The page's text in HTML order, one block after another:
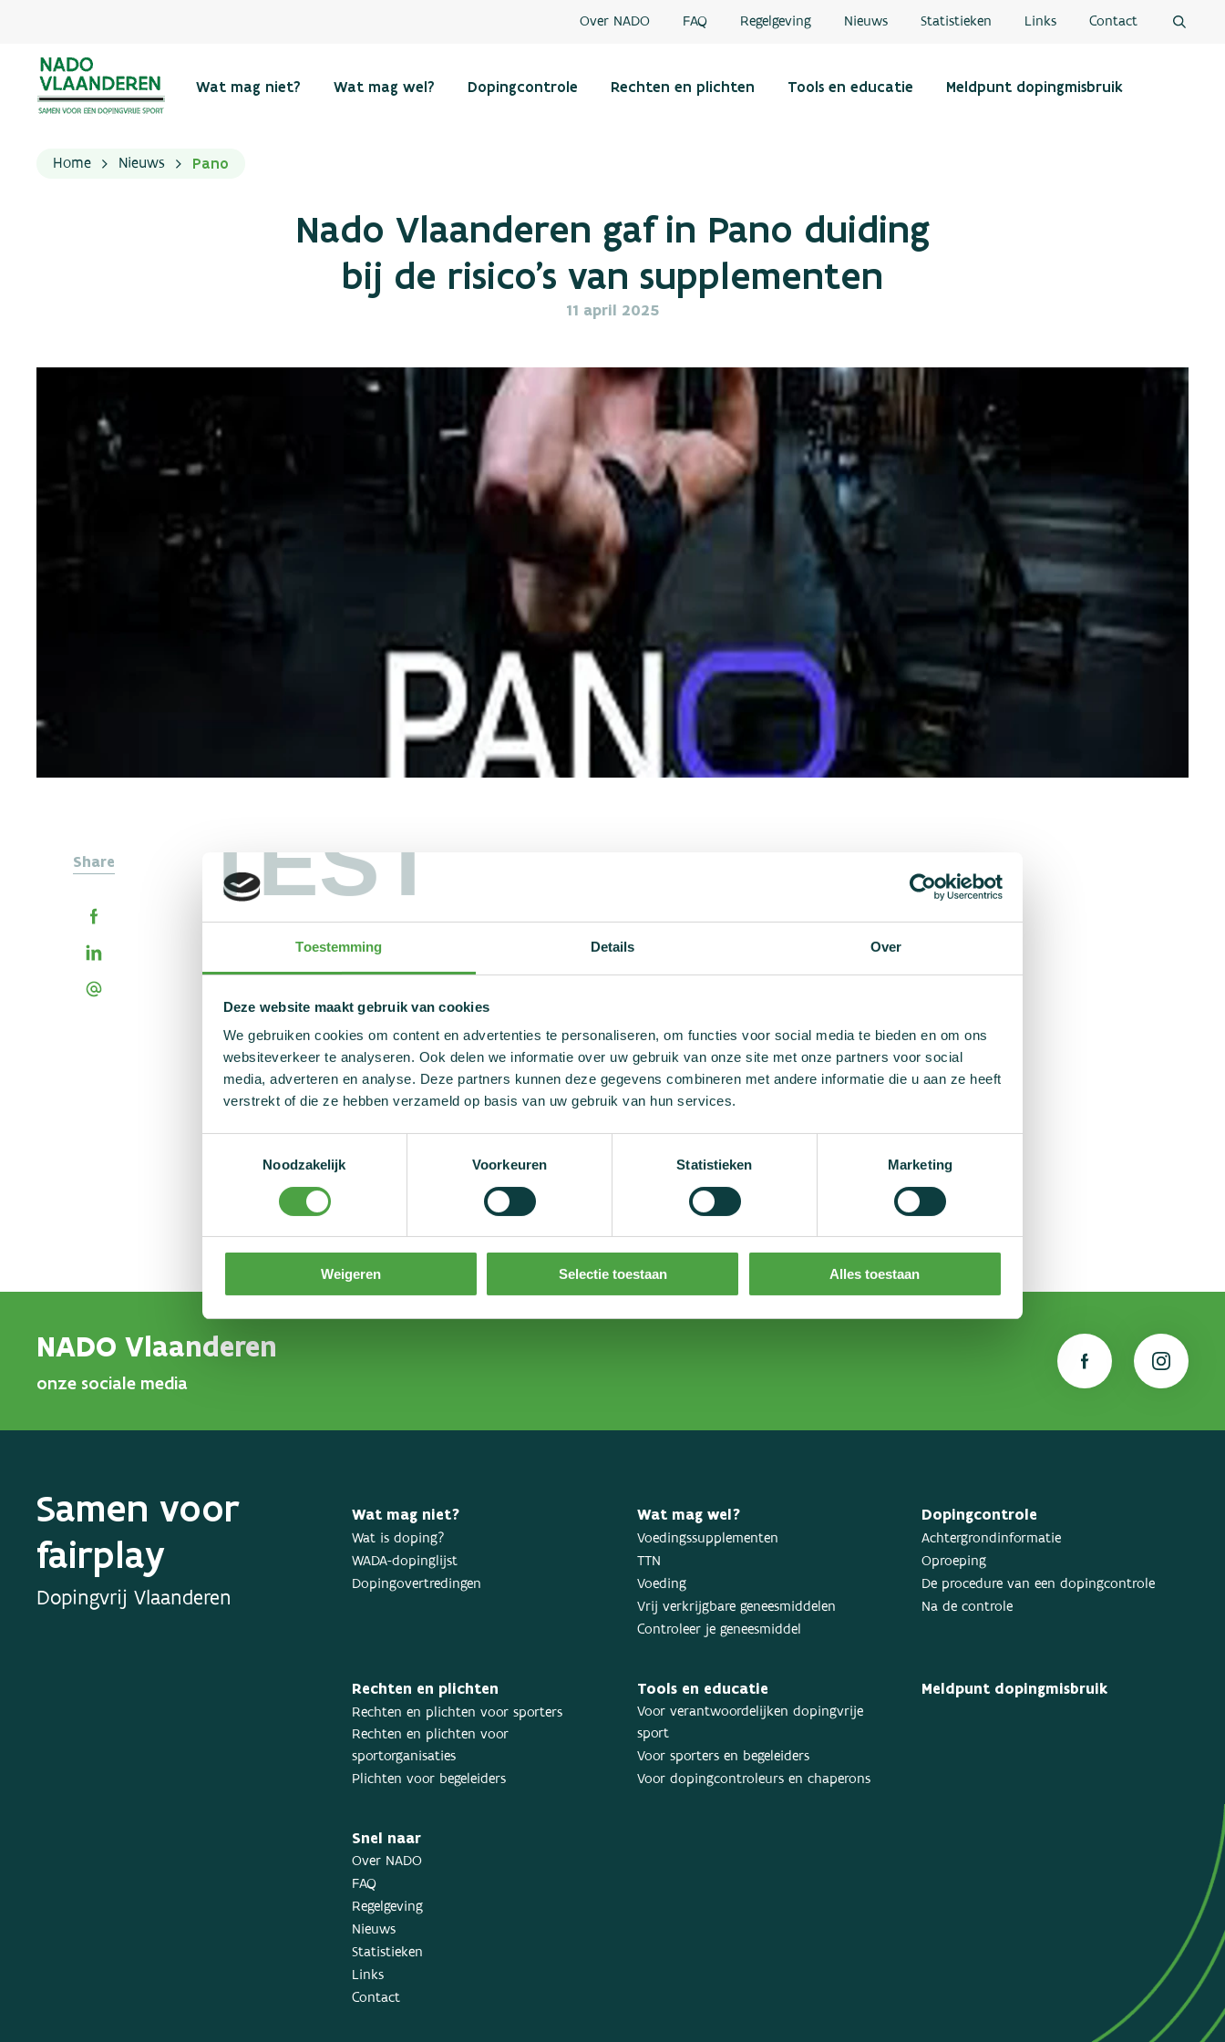
TEST
Toestemming Details Over
Deze website maakt gebruik van cookies
We gebruiken cookies om content en advertenties te personaliseren, om functies voor social media te bieden en om ons
websiteverkeer te analyseren. Ook delen we informatie over uw gebruik van onze site met onze partners voor social
media, adverteren en analyse. Deze partners kunnen deze gegevens combineren met andere informatie die u aan ze heeft
verstrekt of die ze hebben verzameld op basis van uw gebruik van hun services.
Noodzakelijk
Voorkeuren Statistieken Marketing
Weigeren Selectie toestaan Alles toestaan
Over NADO FAQ Regelgeving Nieuws Statistieken Links Contact
Wat mag niet? Wat mag wel? Dopingcontrole Rechten en plichten Tools en educatie Meldpunt dopingmisbruik
Home Nieuws Pano
Nado Vlaanderen gaf in Pano duiding
bij de risico’s van supplementen
11 april 2025
Share Op 9 april zond de VRT de reportage
fitness via de sociale media naar het gebruik van supplementen gelokt worden.
onderzochte producten verboden stoffen aangetroffen. Pano volgde eveneens een dopingcontrole van
Je kan de aflevering opnieuw bekijken via VRTmax.
Pano - woensdag 9 april 2025 om 20:47 | VRT MAX
Naar het nieuwsoverzicht
NADO Vlaanderen
onze sociale media
Samen voor
fairplay
Dopingvrij Vlaanderen
Wat mag niet?
Wat is doping?
WADA-dopinglijst
Dopingovertredingen
Wat mag wel?
Voedingssupplementen
TTN
Voeding
Vrij verkrijgbare geneesmiddelen
Controleer je geneesmiddel
Dopingcontrole
Achtergrondinformatie
Oproeping
De procedure van een dopingcontrole
Na de controle
Rechten en plichten
Rechten en plichten voor sporters
Rechten en plichten voor
sportorganisaties
Plichten voor begeleiders
Tools en educatie
Voor verantwoordelijken dopingvrije
sport
Voor sporters en begeleiders
Voor dopingcontroleurs en chaperons
Meldpunt dopingmisbruik
Snel naar
Over NADO
FAQ
Regelgeving
Nieuws
Statistieken
Links
Contact